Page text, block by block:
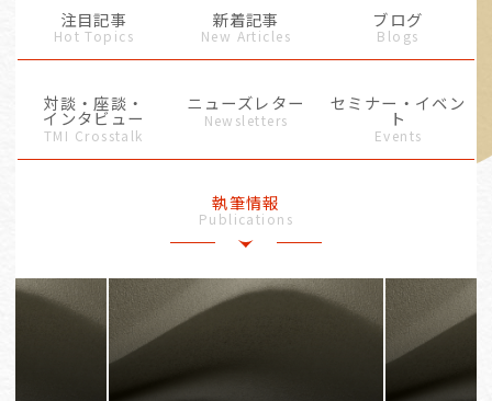
注目記事
Hot Topics
新着記事
New Articles
ブログ
Blogs
対談・座談・
インタビュー
TMI Crosstalk
ニューズレター
Newsletters
セミナー・イベン
ト
Events
執筆情報
Publications